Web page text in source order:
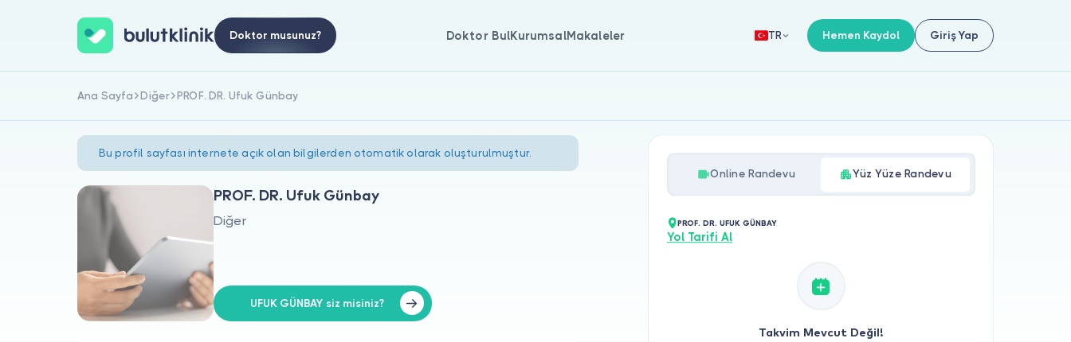
Doktor musunuz? Doktor BulKurumsalMakaleler TR Hemen Kaydol Giriş Yap
Ana Sayfa Diğer PROF. DR. Ufuk Günbay
Bu profil sayfası internete açık olan bilgilerden otomatik olarak oluşturulmuştur.
PROF. DR. Ufuk Günbay
Diğer
UFUK GÜNBAY siz misiniz?
Online Randevu Yüz Yüze Randevu
PROF. DR. UFUK GÜNBAY
Yol Tarifi Al
Takvim Mevcut Değil!